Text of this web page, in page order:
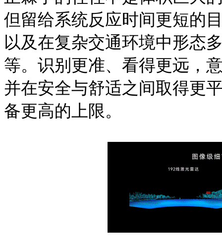
但留给系统反应时间更短的
以及在复杂交通环境中形态
等。识别更准、看得更远，
并在安全与舒适之间取得更
备更高的上限。